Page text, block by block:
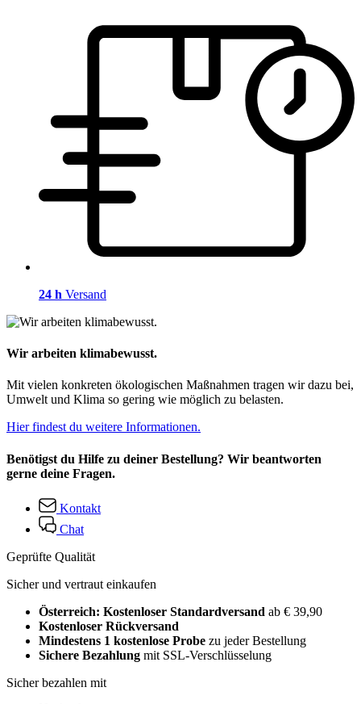
24 h Versand
Wir arbeiten klimabewusst.
Mit vielen konkreten ökologischen Maßnahmen tragen wir dazu bei,
Umwelt und Klima so gering wie möglich zu belasten.
Hier findest du weitere Informationen.
Benötigst du Hilfe zu deiner Bestellung? Wir beantworten
gerne deine Fragen.
Kontakt
Chat
Geprüfte Qualität
Sicher und vertraut einkaufen
Österreich: Kostenloser Standardversand ab € 39,90
Kostenloser Rückversand
Mindestens 1 kostenlose Probe zu jeder Bestellung
Sichere Bezahlung mit SSL-Verschlüsselung
Sicher bezahlen mit